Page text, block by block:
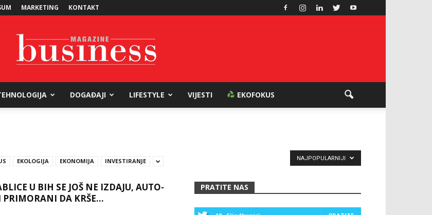
MARKETING KONTAKT
DOGAĐAJI LIFESTYLE VIJESTI EKOFOKUS
EKOLOGIJA EKONOMIJA INVESTIRANJE NAJPOPULARNIJI
U BIH SE JOŠ NE IZDAJU, AUTO-
PRIMORANI DA KRŠE...
PRATITE NAS